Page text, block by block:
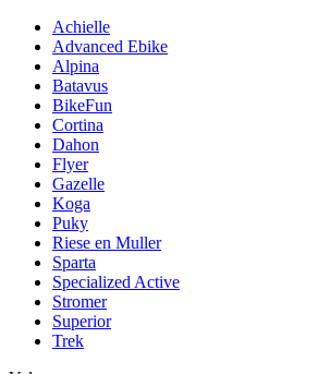
Achielle
Advanced Ebike
Alpina
Batavus
BikeFun
Cortina
Dahon
Flyer
Gazelle
Koga
Puky
Riese en Muller
Sparta
Specialized Active
Stromer
Superior
Trek